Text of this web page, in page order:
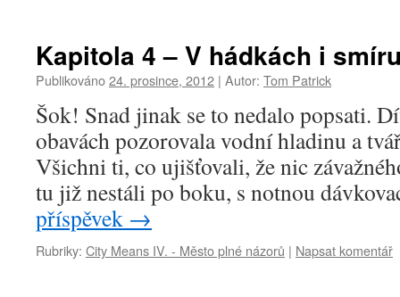
Kapitola 4 – V hádkách i
Publikováno24. prosince, 2012 | Autor: Tom Patrick
Šok! Snad jinak se to nedalo popsati.
obavách pozorovala vodní hladinu a
Všichni ti, co ujišťovali, že nic
tu již nestáli po boku, s notnou
příspěvek →
Rubriky: City Means IV. - Město plné názorů | Napsat komentář